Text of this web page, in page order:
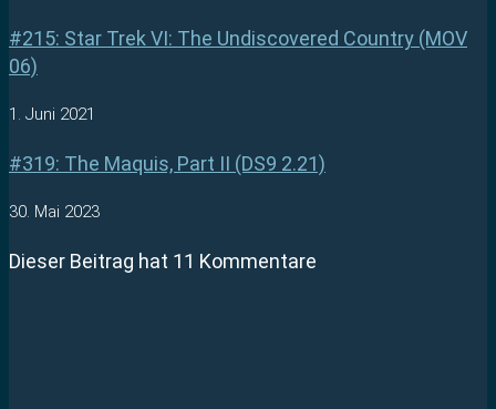
#215: Star Trek VI: The Undiscovered Country (MOV
06)
1. Juni 2021
#319: The Maquis, Part II (DS9 2.21)
30. Mai 2023
Dieser Beitrag hat 11 Kommentare